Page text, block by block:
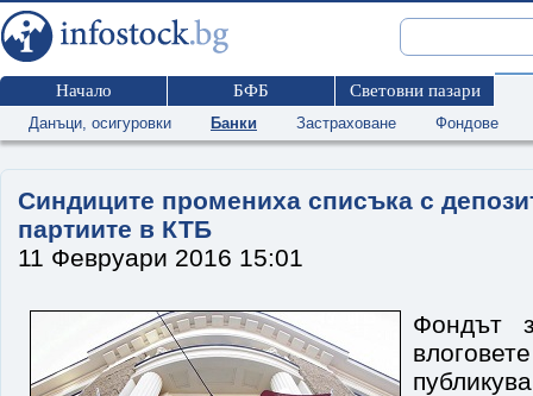
Начало БФБ Световни пазари
Данъци, осигуровки Банки Застраховане Фондове
Синдиците промениха списъка с
партиите в КТБ
11 Февруари 2016 15:01
Фондът